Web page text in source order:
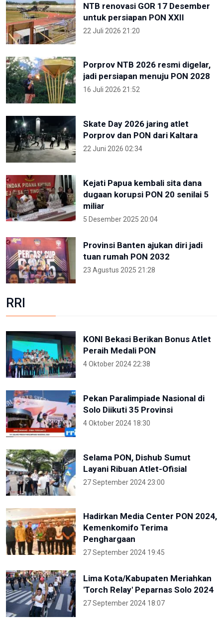
NTB renovasi GOR 17 Desember
untuk persiapan PON XXII
22 Juli 2026 21:20
Porprov NTB 2026 resmi digelar,
jadi persiapan menuju PON 2028
16 Juli 2026 21:52
Skate Day 2026 jaring atlet
Porprov dan PON dari Kaltara
22 Juni 2026 02:34
Kejati Papua kembali sita dana
dugaan korupsi PON 20 senilai 5
miliar
5 Desember 2025 20:04
Provinsi Banten ajukan diri jadi
tuan rumah PON 2032
23 Agustus 2025 21:28
RRI
KONI Bekasi Berikan Bonus Atlet
Peraih Medali PON
4 Oktober 2024 22:38
Pekan Paralimpiade Nasional di
Solo Diikuti 35 Provinsi
4 Oktober 2024 18:30
Selama PON, Dishub Sumut
Layani Ribuan Atlet-Ofisial
27 September 2024 23:00
Hadirkan Media Center PON 2024,
Kemenkomifo Terima
Penghargaan
27 September 2024 19:45
Lima Kota/Kabupaten Meriahkan
'Torch Relay' Peparnas Solo 2024
27 September 2024 18:07